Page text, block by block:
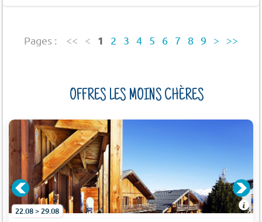
Pages : << < 1 2 3 4 5 6 7 8 9 > >>
OFFRES LES MOINS CHÈRES
22.08 > 29.08